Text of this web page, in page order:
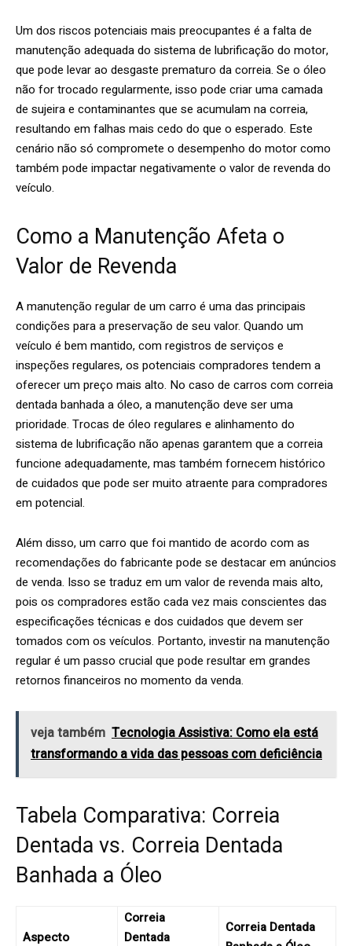
Um dos riscos potenciais mais preocupantes é a falta de
manutenção adequada do sistema de lubrificação do motor,
que pode levar ao desgaste prematuro da correia. Se o óleo
não for trocado regularmente, isso pode criar uma camada
de sujeira e contaminantes que se acumulam na correia,
resultando em falhas mais cedo do que o esperado. Este
cenário não só compromete o desempenho do motor como
também pode impactar negativamente o valor de revenda do
veículo.
Como a Manutenção Afeta o
Valor de Revenda
A manutenção regular de um carro é uma das principais
condições para a preservação de seu valor. Quando um
veículo é bem mantido, com registros de serviços e
inspeções regulares, os potenciais compradores tendem a
oferecer um preço mais alto. No caso de carros com correia
dentada banhada a óleo, a manutenção deve ser uma
prioridade. Trocas de óleo regulares e alinhamento do
sistema de lubrificação não apenas garantem que a correia
funcione adequadamente, mas também fornecem histórico
de cuidados que pode ser muito atraente para compradores
em potencial.
Além disso, um carro que foi mantido de acordo com as
recomendações do fabricante pode se destacar em anúncios
de venda. Isso se traduz em um valor de revenda mais alto,
pois os compradores estão cada vez mais conscientes das
especificações técnicas e dos cuidados que devem ser
tomados com os veículos. Portanto, investir na manutenção
regular é um passo crucial que pode resultar em grandes
retornos financeiros no momento da venda.
veja também Tecnologia Assistiva: Como ela está
transformando a vida das pessoas com deficiência
Tabela Comparativa: Correia
Dentada vs. Correia Dentada
Banhada a Óleo
Aspecto
Correia
Dentada
Correia Dentada